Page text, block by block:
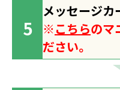
メッセージカ
※こちらのマ
ださい。